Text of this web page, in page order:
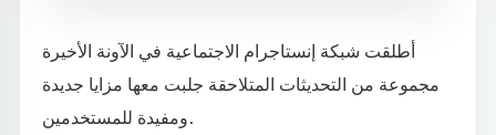
أطلقت شبكة إنستاجرام الاجتماعية في الآونة الأخيرة
مجموعة من التحديثات المتلاحقة جلبت معها مزايا جديدة
ومفيدة للمستخدمين.